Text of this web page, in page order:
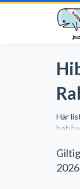
Här
2026